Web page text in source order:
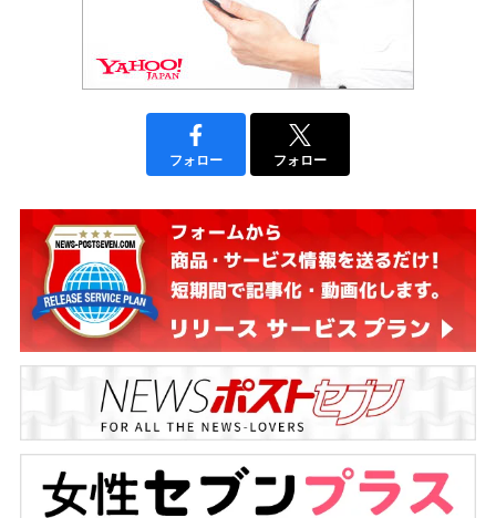
フォロー フォロー